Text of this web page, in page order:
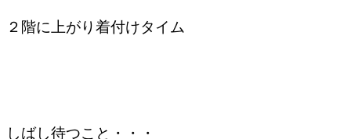
２階に上がり着付けタイム
しばし待つこと・・・